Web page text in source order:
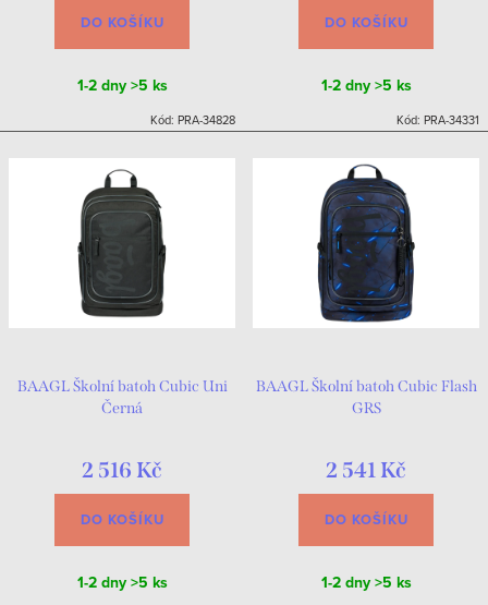
DO KOŠÍKU
1-2 dny >5 ks
Kód: PRA-34828
DO KOŠÍKU
1-2 dny >5 ks
Kód: PRA-34331
BAAGL Školní batoh Cubic Uni
Černá
2 516 Kč
DO KOŠÍKU
1-2 dny >5 ks
BAAGL Školní batoh Cubic Flash
GRS
2 541 Kč
DO KOŠÍKU
1-2 dny >5 ks